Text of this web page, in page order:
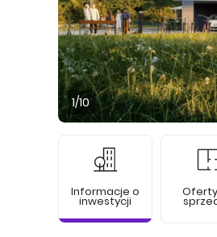
1/10
Informacje o
inwestycji